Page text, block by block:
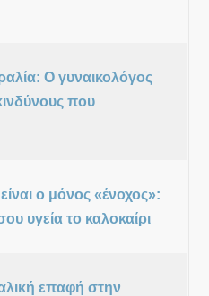
Ο γυναικολόγος
που
ο μόνος «ένοχος»:
υγεία το καλοκαίρι
επαφή στην